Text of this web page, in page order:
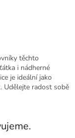
těchto
i nádherné
je ideální jako
Udělejte radost sobě